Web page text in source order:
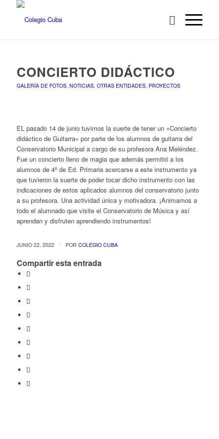
CONCIERTO DIDÁCTICO
GALERÍA DE FOTOS, NOTICIAS, OTRAS ENTIDADES, PROYECTOS
EL pasado 14 de junio tuvimos la suerte de tener un «Concierto
didáctico de Guitarra» por parte de los alumnos de guitarra del
Conservatorio Municipal a cargo de su profesora Ana Meléndez.
Fue un concierto lleno de magia que además permitió a los
alumnos de 4º de Ed. Primaria acercarse a este instrumento ya
que tuvieron la suerte de poder tocar dicho instrumento con las
indicaciones de estos aplicados alumnos del conservatorio junto
a su profesora. Una actividad única y motivadora. ¡Animamos a
todo el alumnado que visite el Conservatorio de Música y así
aprendan y disfruten aprendiendo instrumentos!
JUNIO 22, 2022 / POR COLEGIO CUBA
Compartir esta entrada